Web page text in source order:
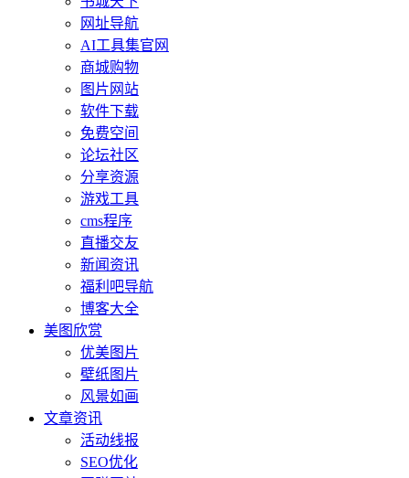
网址导航
AI工具集官网
商城购物
图片网站
软件下载
免费空间
论坛社区
分享资源
游戏工具
cms程序
直播交友
新闻资讯
福利吧导航
博客大全
美图欣赏
优美图片
壁纸图片
风景如画
文章资讯
活动线报
SEO优化